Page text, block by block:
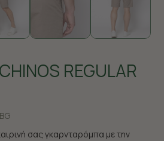
REGULAR
σας γκαρνταρόμπα με την